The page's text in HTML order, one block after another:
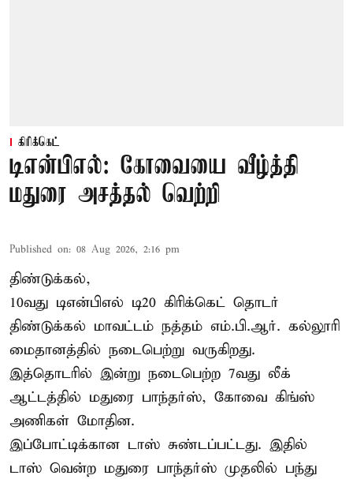
கிரிக்கெட்
டிஎன்பிஎல்: கோவையை வீழ்த்தி
மதுரை அசத்தல் வெற்றி
Published on: 08 Aug 2026, 2:16 pm
திண்டுக்கல்,
10வது டிஎன்பிஎல் டி20 கிரிக்கெட் தொடர்
திண்டுக்கல் மாவட்டம் நத்தம் எம்.பி.ஆர். கல்லூரி
மைதானத்தில் நடைபெற்று வருகிறது.
இத்தொடரில் இன்று நடைபெற்ற 7வது லீக்
ஆட்டத்தில் மதுரை பாந்தர்ஸ், கோவை கிங்ஸ்
அணிகள் மோதின.
இப்போட்டிக்கான டாஸ் சுண்டப்பட்டது. இதில்
டாஸ் வென்ற மதுரை பாந்தர்ஸ் முதலில் பந்து